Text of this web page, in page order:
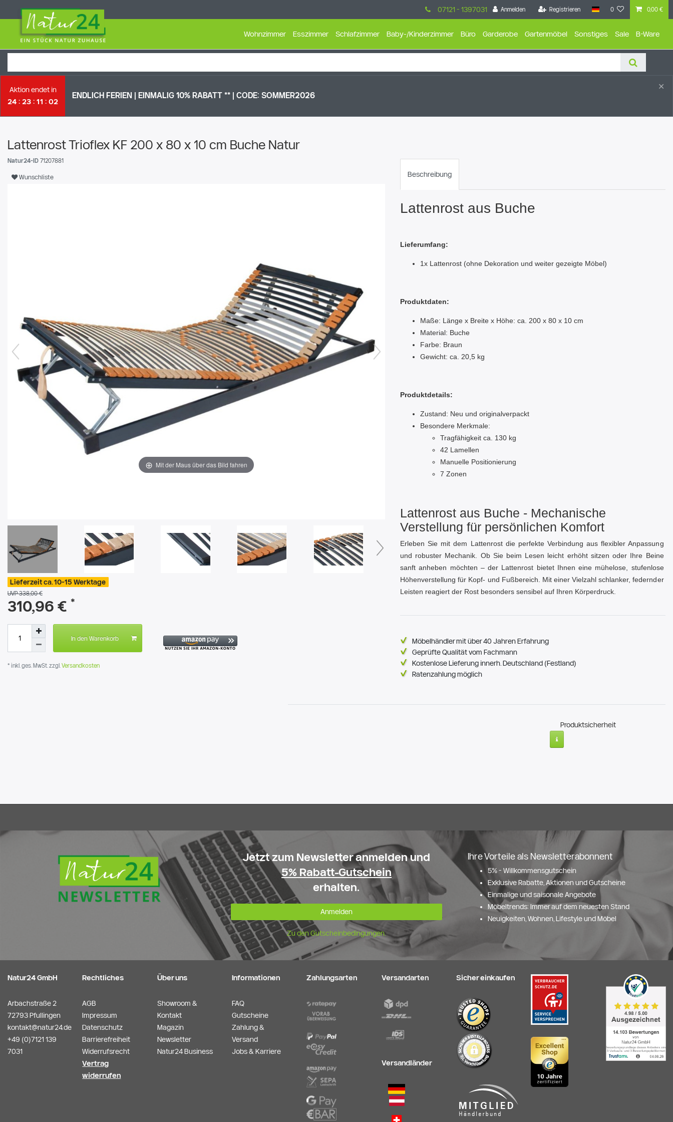
Anmelden Registrieren 0 0,00 €
07121 - 1397031
Wohnzimmer Esszimmer Schlafzimmer Baby-/Kinderzimmer Büro Garderobe Gartenmöbel Sonstiges Sale B-Ware
Aktion endet in
24
23 11 01
ENDLICH FERIEN | EI NMALIG 10% RABATT ** | CODE: SOMMER2026
×
Lattenrost Trioflex KF 200 x 80 x 10 cm Buche Natur
Natur24-ID 71207881
Wunschliste
Mit der Maus über das Bild fahren
Lieferzeit ca. 10-15 Werktage
UVP 338,00 €
310,96 € *
In den Warenkorb
* inkl. ges. MwSt. zzgl. Versandkosten
Beschreibung
Lattenrost aus Buche
Lieferumfang:
1x Lattenrost (ohne Dekoration und weiter gezeigte Möbel)
Produktdaten:
Maße: Länge x Breite x Höhe: ca. 200 x 80 x 10 cm
Material: Buche
Farbe: Braun
Gewicht: ca. 20,5 kg
Produktdetails:
Zustand: Neu und originalverpackt
Besondere Merkmale:
Tragfähigkeit ca. 130 kg
42 Lamellen
Manuelle Positionierung
7 Zonen
Lattenrost aus Buche - Mechanische
Verstellung für persönlichen Komfort
Erleben Sie mit dem Lattenrost die perfekte Verbindung aus flexibler Anpassung
und robuster Mechanik. Ob Sie beim Lesen leicht erhöht sitzen oder Ihre Beine
sanft anheben möchten – der Lattenrost bietet Ihnen eine mühelose, stufenlose
Höhenverstellung für Kopf‑ und Fußbereich. Mit einer Vielzahl schlanker, federnder
Leisten reagiert der Rost besonders sensibel auf Ihren Körperdruck.
Möbelhändler mit über 40 Jahren Erfahrung
Geprüfte Qualität vom Fachmann
Kostenlose Lieferung innerh. Deutschland (Festland)
Ratenzahlung möglich
Produktsicherheit
Jetzt zum Newsletter anmelden und
5% Rabatt-Gutschein
erhalten.
Anmelden
Zu den Gutscheinbedingungen.
Ihre Vorteile als Newsletterabonnent
5% - Willkommensgutschein
Exklusive Rabatte, Aktionen und Gutscheine
Einmalige und saisonale Angebote
Möbeltrends: Immer auf dem neuesten Stand
Neuigkeiten, Wohnen, Lifestyle und Möbel
Natur24 GmbH
Arbachstraße 2
72793 Pfullingen
kontakt@natur24.de
+49 (0)7121 139
7031
Rechtliches
AGB
Impressum
Datenschutz
Barrierefreiheit
Widerrufsrecht
Vertrag
widerrufen
Über uns
Showroom &
Kontakt
Magazin
Newsletter
Natur24 Business
Informationen
FAQ
Gutscheine
Zahlung &
Versand
Jobs & Karriere
Zahlungsarten Versandarten
Versandländer
Sicher einkaufen